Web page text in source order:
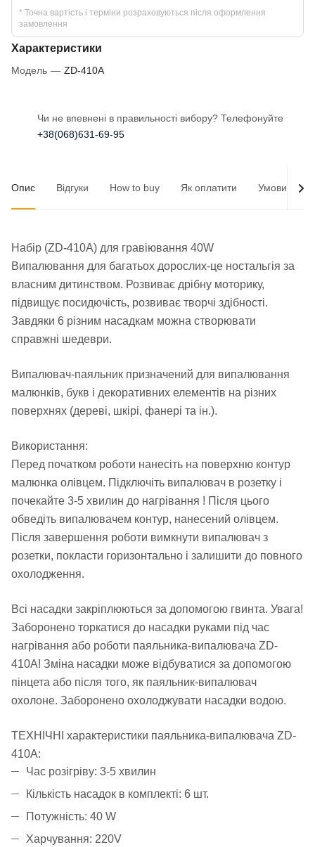
* Точна вартість і терміни розраховуються після оформлення
замовлення
Характеристики
Модель — ZD-410А
Чи не впевнені в правильності вибору? Телефонуйте
+38(068)631-69-95
Опис Відгуки How to buy Як оплатити Умови
Набір (ZD-410А) для гравіювання 40W
Випалювання для багатьох дорослих-це ностальгія за
власним дитинством. Розвиває дрібну моторику,
підвищує посидючість, розвиває творчі здібності.
Завдяки 6 різним насадкам можна створювати
справжні шедеври.
Випалювач-паяльник призначений для випалювання
малюнків, букв і декоративних елементів на різних
поверхнях (дереві, шкірі, фанері та ін.).
Використання:
Перед початком роботи нанесіть на поверхню контур
малюнка олівцем. Підключіть випалювач в розетку і
почекайте 3-5 хвилин до нагрівання ! Після цього
обведіть випалювачем контур, нанесений олівцем.
Після завершення роботи вимкнути випалювач з
розетки, покласти горизонтально і залишити до повного
охолодження.
Всі насадки закріплюються за допомогою гвинта. Увага!
Заборонено торкатися до насадки руками під час
нагрівання або роботи паяльника-випалювача ZD-
410A! Зміна насадки може відбуватися за допомогою
пінцета або після того, як паяльник-випалювач
охолоне. Заборонено охолоджувати насадки водою.
ТЕХНІЧНІ характеристики паяльника-випалювача ZD-
410А:
Час розігріву: 3-5 хвилин
Кількість насадок в комплекті: 6 шт.
Потужність: 40 W
Харчування: 220V